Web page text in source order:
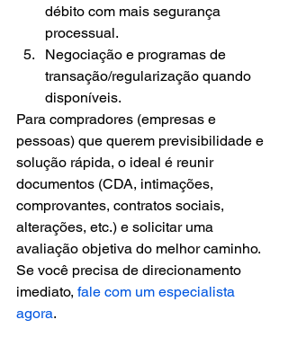
débito com mais segurança
processual.
Negociação e programas de
transação/regularização quando
disponíveis.
Para compradores (empresas e
pessoas) que querem previsibilidade e
solução rápida, o ideal é reunir
documentos (CDA, intimações,
comprovantes, contratos sociais,
alterações, etc.) e solicitar uma
avaliação objetiva do melhor caminho.
Se você precisa de direcionamento
imediato, fale com um especialista
agora.